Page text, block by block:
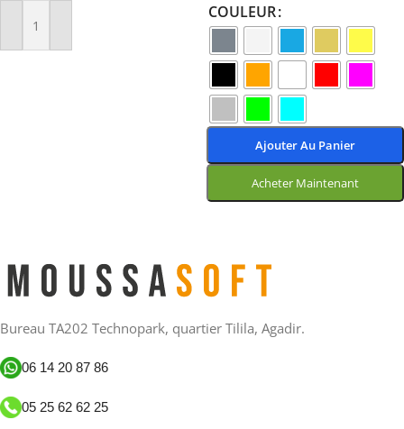
Ajouter Au Panier
COULEUR
Ajouter Au Panier
Acheter Maintenant
Bureau TA202 Technopark, quartier Tilila, Agadir.
06 14 20 87 86
05 25 62 62 25